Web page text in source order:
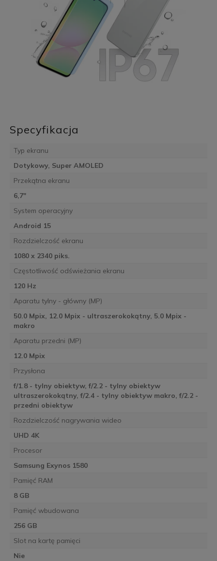
Specyfikacja
Typ ekranu
Dotykowy, Super AMOLED
Przekątna ekranu
6,7"
System operacyjny
Android 15
Rozdzielczość ekranu
1080 x 2340 piks.
Częstotliwość odświeżania ekranu
120 Hz
Aparatu tylny - główny (MP)
50.0 Mpix, 12.0 Mpix - ultraszerokokątny, 5.0 Mpix -
makro
Aparatu przedni (MP)
12.0 Mpix
Przysłona
f/1.8 - tylny obiektyw, f/2.2 - tylny obiektyw
ultraszerokokątny, f/2.4 - tylny obiektyw makro, f/2.2 -
przedni obiektyw
Rozdzielczość nagrywania wideo
UHD 4K
Procesor
Samsung Exynos 1580
Pamięć RAM
8 GB
Pamięć wbudowana
256 GB
Slot na kartę pamięci
Nie